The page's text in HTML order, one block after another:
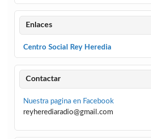
Enlaces
Centro Social Rey Heredia
Contactar
Nuestra pagina en Facebook
reyherediaradio@gmail.com